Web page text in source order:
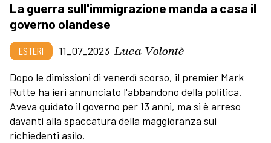
La guerra sull'immigrazione manda a casa il
governo olandese
ESTERI 11_07_2023 Luca Volontè
Dopo le dimissioni di venerdì scorso, il premier Mark
Rutte ha ieri annunciato l'abbandono della politica.
Aveva guidato il governo per 13 anni, ma si è arreso
davanti alla spaccatura della maggioranza sui
richiedenti asilo.